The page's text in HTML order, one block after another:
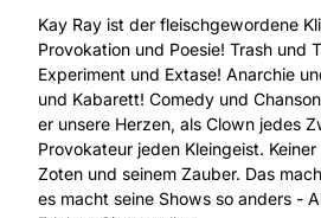
Kay Ray ist der fleischgewordene
Provokation und Poesie! Trash und
Experiment und Extase! Anarchie
und Kabarett! Comedy und
er unsere Herzen, als Clown jedes
Provokateur jeden Kleingeist.
Zoten und seinem Zauber. Das
es macht seine Shows so anders -